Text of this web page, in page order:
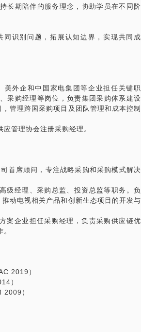
长期陪伴的服务理念，协助学员在不同阶
识别问题，拓展认知边界，实现共同成
外企和中国家电集团等企业担任关键职
采购经理等岗位，负责集团采购体系建设
管理跨国采购项目及团队管理和成本控制
管理协会注册采购经理。
首席顾问，专注战略采购和采购模式解决
级经理、采购总监、投资总监等职务。负
动电视相关产品和创新生态项目的开发与
案企业担任采购经理，负责采购供应链优
2019）
）
2009）